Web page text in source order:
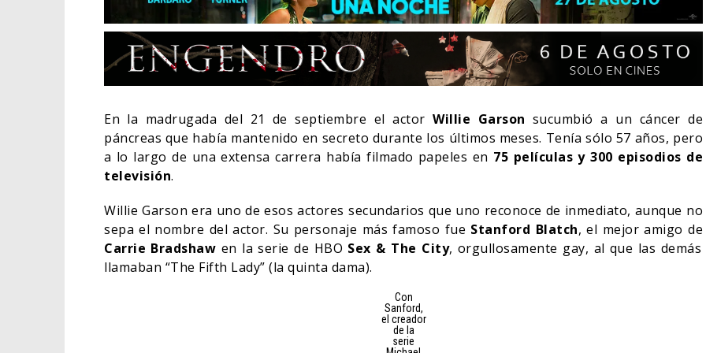
En la madrugada del 21 de septiembre el actorWillie Garson sucumbió a un cáncer de
páncreas que había mantenido en secreto durante los últimos meses. Tenía sólo 57 años, pero
a lo largo de una extensa carrera había filmado papeles en 75 películas y 300 episodios de
televisión.
Willie Garson era uno de esos actores secundarios que uno reconoce de inmediato, aunque no
sepa el nombre del actor. Su personaje más famoso fue Stanford Blatch, el mejor amigo de
Carrie Bradshaw en la serie de HBO Sex & The City, orgullosamente gay, al que las demás
llamaban “The Fifth Lady” (la quinta dama).
Con
Sanford,
el creador
de la
serie
EL LIVE-ACTION DE ZELDA
06/08/2026
LA NOCHE DEL DEMONIO: